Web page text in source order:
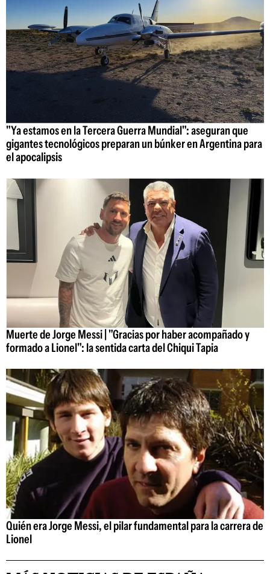
"Ya estamos en la Tercera Guerra Mundial": aseguran que
gigantes tecnológicos preparan un búnker en Argentina para
el apocalipsis
Muerte de Jorge Messi | "Gracias por haber acompañado y
formado a Lionel": la sentida carta del Chiqui Tapia
Quién era Jorge Messi, el pilar fundamental para la carrera de
Lionel